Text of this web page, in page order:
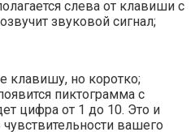
слева от клавиши с
звуковой сигнал;
клавишу, но коротко;
пиктограмма с
цифра от 1 до 10. Это и
чувствительности вашего